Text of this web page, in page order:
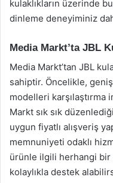
kulaklıkların üzerinde
dinleme deneyiminiz
Media Markt’ta JBL
Media Markt’tan JBL
sahiptir. Öncelikle,
modelleri karşılaştırma
Markt sık sık
uygun fiyatlı alışveriş
memnuniyeti odaklı
ürünle ilgili herhangi bir
kolaylıkla destek